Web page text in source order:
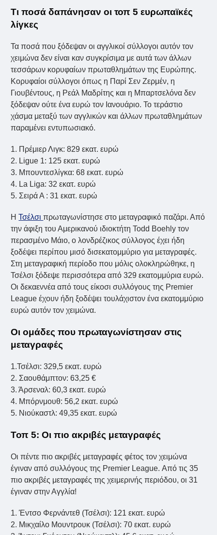
Τι ποσά δαπάνησαν οι τοπ 5 ευρωπαϊκές
λίγκες
Τα ποσά που ξόδεψαν οι αγγλικοί σύλλογοι αυτόν τον
χειμώνα δεν είναι καν συγκρίσιμα με αυτά των άλλων
τεσσάρων κορυφαίων πρωταθλημάτων της Ευρώπης.
Κορυφαίοι σύλλογοι όπως η Παρί Σεν Ζερμέν, η
Γιουβέντους, η Ρεάλ Μαδρίτης και η Μπαρτσελόνα δεν
ξόδεψαν ούτε ένα ευρώ τον Ιανουάριο. Το τεράστιο
χάσμα μεταξύ των αγγλικών και άλλων πρωταθλημάτων
παραμένει εντυπωσιακό.
1. Πρέμιερ Λιγκ: 829 εκατ. ευρώ
2. Ligue 1: 125 εκατ. ευρώ
3. Μπουντεσλίγκα: 68 εκατ. ευρώ
4. La Liga: 32 εκατ. ευρώ
5. Σειρά Α : 31 εκατ. ευρώ
ΗΤσέλσιπρωταγωνίστησε στο μεταγραφικό παζάρι. Από
την άφιξη του Αμερικανού ιδιοκτήτη Todd Boehly τον
περασμένο Μάιο, ο λονδρέζικος σύλλογος έχει ήδη
ξοδέψει περίπου μισό δισεκατομμύριο για μεταγραφές.
Στη μεταγραφική περίοδο που μόλις ολοκληρώθηκε, η
Τσέλσι ξόδεψε περισσότερα από 329 εκατομμύρια ευρώ.
Οι δεκαεννέα από τους είκοσι συλλόγους της Premier
League έχουν ήδη ξοδέψει τουλάχιστον ένα εκατομμύριο
ευρώ αυτόν τον χειμώνα.
Οι ομάδες που πρωταγωνίστησαν στις
μεταγραφές
1.Τσέλσι: 329,5 εκατ. ευρώ
2. Σαουθάμπτον: 63,25 €
3. Άρσεναλ: 60,3 εκατ. ευρώ
4. Μπόρνμουθ: 56,2 εκατ. ευρώ
5. Νιούκαστλ: 49,35 εκατ. ευρώ
Τοπ 5: Οι πιο ακριβές μεταγραφές
Οι πέντε πιο ακριβές μεταγραφές φέτος τον χειμώνα
έγιναν από συλλόγους της Premier League. Από τις 35
πιο ακριβές μεταγραφές της χειμερινής περιόδου, οι 31
έγιναν στην Αγγλία!
1. Έντσο Φερνάντεθ (Τσέλσι): 121 εκατ. ευρώ
2. Μικχαίλο Μουντρουκ (Τσέλσι): 70 εκατ. ευρώ